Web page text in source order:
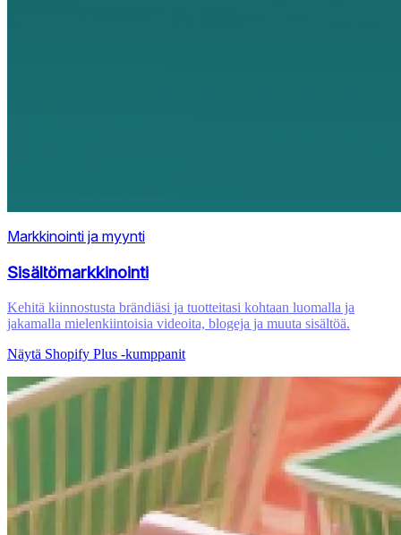
Markkinointi ja myynti
Sisältömarkkinointi
Kehitä kiinnostusta brändiäsi ja tuotteitasi kohtaan luomalla ja
jakamalla mielenkiintoisia videoita, blogeja ja muuta sisältöä.
Näytä Shopify Plus ‑kumppanit